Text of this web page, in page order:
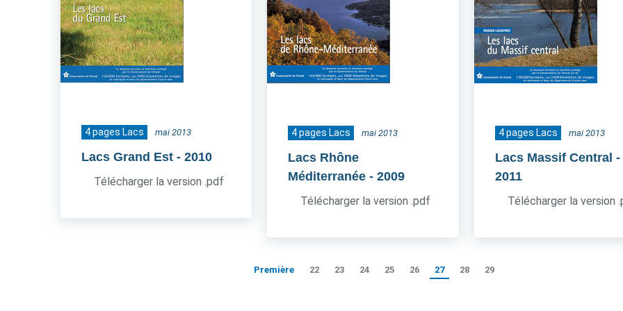
4 pages Lacs mai 2013
Lacs Grand Est - 2010
Télécharger la version .pdf
4 pages Lacs mai 2013
Lacs Rhône
Méditerranée - 2009
Télécharger la version .pdf
4 pages Lacs mai 2013
Lacs Massif Central -
2011
Télécharger la version
Première 22 23 24 25 26 27 28 29